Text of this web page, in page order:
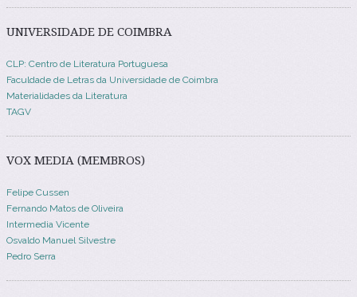
UNIVERSIDADE DE COIMBRA
CLP: Centro de Literatura Portuguesa
Faculdade de Letras da Universidade de Coimbra
Materialidades da Literatura
TAGV
VOX MEDIA (MEMBROS)
Felipe Cussen
Fernando Matos de Oliveira
Intermedia Vicente
Osvaldo Manuel Silvestre
Pedro Serra